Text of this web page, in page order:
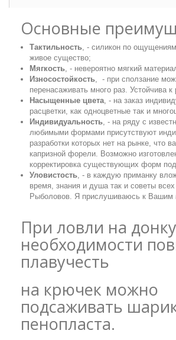
Основные
Тактильность, - силикон по
живое существо;
Мягкость, - невероятно мягкий
Износостойкость, - при сползание
перенасаживать много раз. Устойчива к
Насыщенные цвета, - на заказ
расцветки, как одноцветные так и
Индивидуальность, - на ряду с
любимыми формами присутствуют
разработки которых нет на рынке, что
капризной форели. Возможно
корректировка существующих форм под
Уловистость, - в каждую приманку
время, знания и душа так и советы
Рыболовов. Я прислушиваюсь к Вашим
При ловли на
необходимости
плавучесть
на крючек можно
подсаживать
пенопласта.